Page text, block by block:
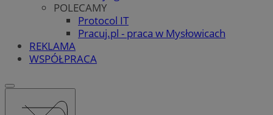
POLECAMY
Protocol IT
Pracuj.pl - praca w Mysłowicach
REKLAMA
WSPÓŁPRACA